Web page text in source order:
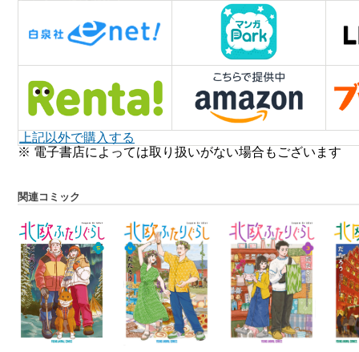
上記以外で購入する
※ 電子書店によっては取り扱いがない場合もございます
関連コミック